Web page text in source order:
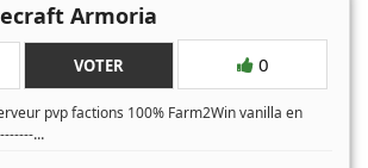
Armoria
VOTER 0
pvp factions 100% Farm2Win vanilla en
...